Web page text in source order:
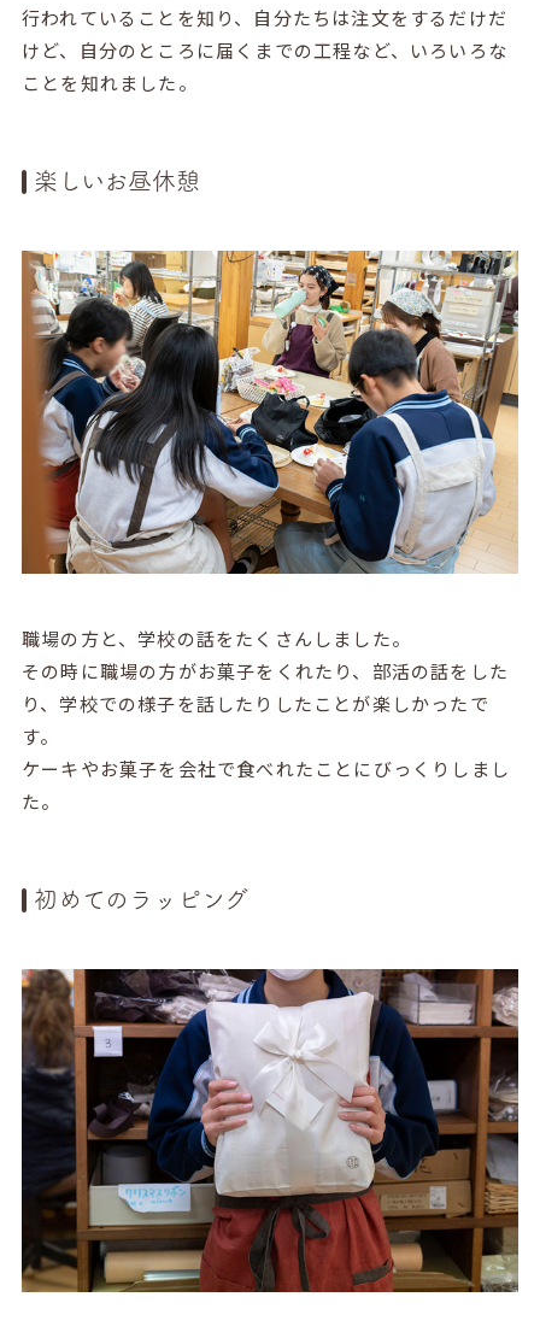
行われていることを知り、自分たちは注文をするだけだ
けど、自分のところに届くまでの工程など、いろいろな
ことを知れました。
楽しいお昼休憩
職場の方と、学校の話をたくさんしました。
その時に職場の方がお菓子をくれたり、部活の話をした
り、学校での様子を話したりしたことが楽しかったで
す。
ケーキやお菓子を会社で食べれたことにびっくりしまし
た。
初めてのラッピング